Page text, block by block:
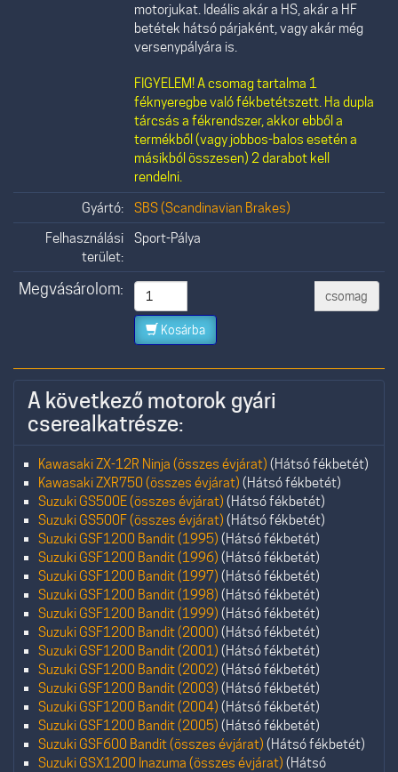
motorjukat. Ideális akár a HS, akár a HF
betétek hátsó párjaként, vagy akár még
versenypályára is.
FIGYELEM! A csomag tartalma 1
féknyeregbe való fékbetétszett. Ha dupla
tárcsás a fékrendszer, akkor ebből a
termékből (vagy jobbos-balos esetén a
másikból összesen) 2 darabot kell
rendelni.
Gyártó:
SBS (Scandinavian Brakes)
Felhasználási
terület:
Sport-Pálya
Megvásárolom: csomag
Kosárba
A következő motorok gyári
cserealkatrésze:
Kawasaki ZX-12R Ninja (összes évjárat) (Hátsó fékbetét)
Kawasaki ZXR750 (összes évjárat) (Hátsó fékbetét)
Suzuki GS500E (összes évjárat) (Hátsó fékbetét)
Suzuki GS500F (összes évjárat) (Hátsó fékbetét)
Suzuki GSF1200 Bandit (1995) (Hátsó fékbetét)
Suzuki GSF1200 Bandit (1996) (Hátsó fékbetét)
Suzuki GSF1200 Bandit (1997) (Hátsó fékbetét)
Suzuki GSF1200 Bandit (1998) (Hátsó fékbetét)
Suzuki GSF1200 Bandit (1999) (Hátsó fékbetét)
Suzuki GSF1200 Bandit (2000) (Hátsó fékbetét)
Suzuki GSF1200 Bandit (2001) (Hátsó fékbetét)
Suzuki GSF1200 Bandit (2002) (Hátsó fékbetét)
Suzuki GSF1200 Bandit (2003) (Hátsó fékbetét)
Suzuki GSF1200 Bandit (2004) (Hátsó fékbetét)
Suzuki GSF1200 Bandit (2005) (Hátsó fékbetét)
Suzuki GSF600 Bandit (összes évjárat) (Hátsó fékbetét)
Suzuki GSX1200 Inazuma (összes évjárat) (Hátsó